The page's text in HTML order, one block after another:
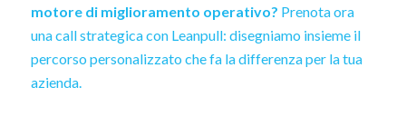
motore di miglioramento operativo? Prenota ora
una call strategica con Leanpull: disegniamo insieme il
percorso personalizzato che fa la differenza per la tua
azienda.